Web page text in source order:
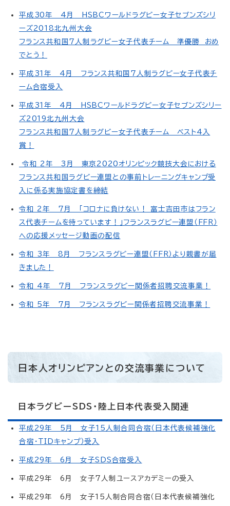
平成30年 4月 HSBCワールドラグビー女子セブンズシリ
ーズ2018北九州大会
フランス共和国7人制ラグビー女子代表チーム 準優勝 おめ
でとう！
平成31年 4月 フランス共和国7人制ラグビー女子代表チ
ーム合宿受入
平成31年 4月 HSBCワールドラグビー女子セブンズシリー
ズ2019北九州大会
フランス共和国7人制ラグビー女子代表チーム ベスト4入
賞！
令和 2年 3月 東京2020オリンピック競技大会における
フランス共和国ラグビー連盟との事前トレーニングキャンプ受
入に係る実施協定書を締結
令和 2年 7月 「コロナに負けない！ 富士吉田市はフラン
ス代表チームを待っています！」フランスラグビー連盟（FFR）
への応援メッセージ動画の配信
令和 3年 8月 フランスラグビー連盟（FFR）より親書が届
きました！
令和 4年 7月 フランスラグビー関係者招聘交流事業！
令和 5年 7月 フランスラグビー関係者招聘交流事業！
日本人オリンピアンとの交流事業について
日本ラグビーSDS・陸上日本代表受入関連
平成29年 5月 女子15人制合同合宿（日本代表候補強化
合宿・TIDキャンプ）受入
平成29年 6月 女子SDS合宿受入
平成29年 6月 女子7人制ユースアカデミーの受入
平成29年 6月 女子15人制合同合宿（日本代表候補強化